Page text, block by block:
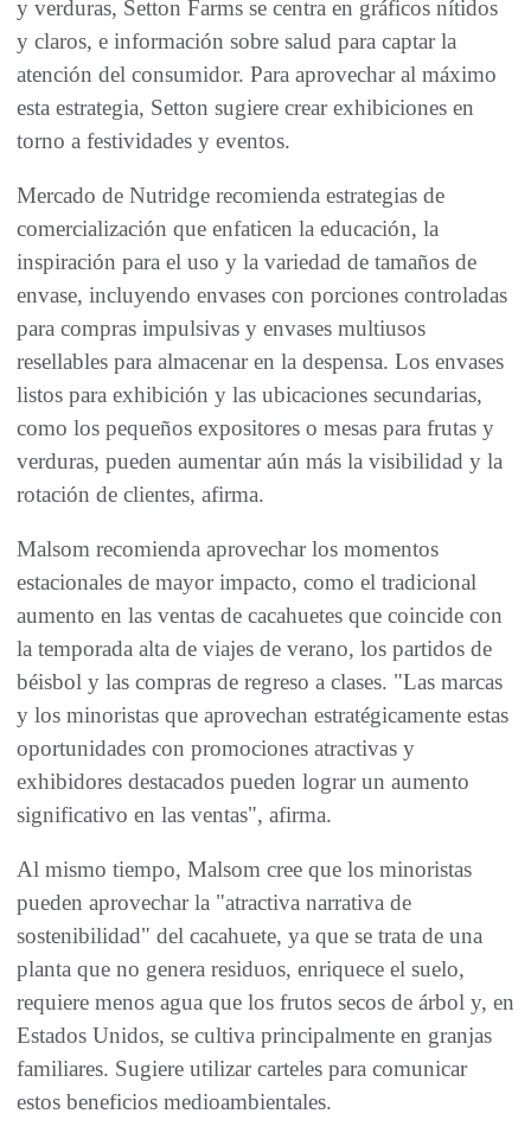
y verduras, Setton Farms se centra en gráficos nítidos
y claros, e información sobre salud para captar la
atención del consumidor. Para aprovechar al máximo
esta estrategia, Setton sugiere crear exhibiciones en
torno a festividades y eventos.
Mercado de Nutridge recomienda estrategias de
comercialización que enfaticen la educación, la
inspiración para el uso y la variedad de tamaños de
envase, incluyendo envases con porciones controladas
para compras impulsivas y envases multiusos
resellables para almacenar en la despensa. Los envases
listos para exhibición y las ubicaciones secundarias,
como los pequeños expositores o mesas para frutas y
verduras, pueden aumentar aún más la visibilidad y la
rotación de clientes, afirma.
Malsom recomienda aprovechar los momentos
estacionales de mayor impacto, como el tradicional
aumento en las ventas de cacahuetes que coincide con
la temporada alta de viajes de verano, los partidos de
béisbol y las compras de regreso a clases. "Las marcas
y los minoristas que aprovechan estratégicamente estas
oportunidades con promociones atractivas y
exhibidores destacados pueden lograr un aumento
significativo en las ventas", afirma.
Al mismo tiempo, Malsom cree que los minoristas
pueden aprovechar la "atractiva narrativa de
sostenibilidad" del cacahuete, ya que se trata de una
planta que no genera residuos, enriquece el suelo,
requiere menos agua que los frutos secos de árbol y, en
Estados Unidos, se cultiva principalmente en granjas
familiares. Sugiere utilizar carteles para comunicar
estos beneficios medioambientales.